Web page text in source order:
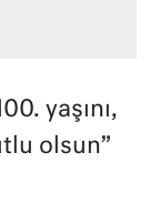
yaşını,
olsun”